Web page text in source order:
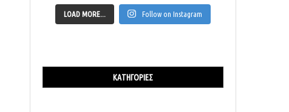
LOAD MORE... Follow on Instagram
ΚΑΤΗΓΟΡΊΕΣ